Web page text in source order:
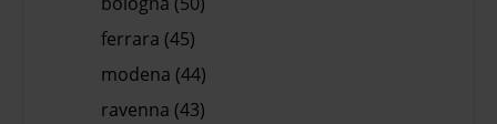
ferrara (45)
modena (44)
ravenna (43)